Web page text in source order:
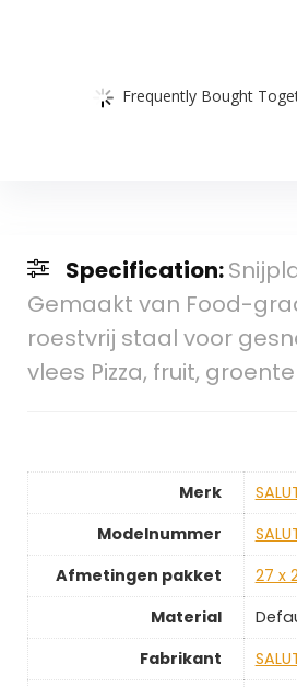
Frequently Bought
Specification:
Gemaakt van Food-
roestvrij staal voor
vlees Pizza, fruit,
Merk
Modelnummer
Afmetingen pakket
‎27 x
Material
Fabrikant